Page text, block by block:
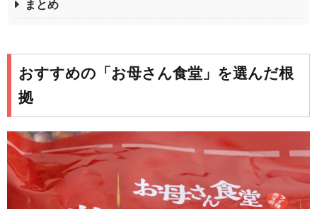
まとめ
おすすめの「お母さん食堂」を選んだ根
拠